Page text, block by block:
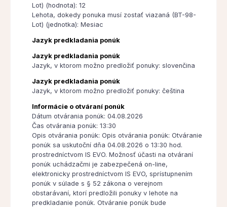
Lot) (hodnota): 12
Lehota, dokedy ponuka musí zostať viazaná (BT-98-
Lot) (jednotka): Mesiac
Jazyk predkladania ponúk
Jazyk predkladania ponúk
Jazyk, v ktorom možno predložiť ponuky: slovenčina
Jazyk predkladania ponúk
Jazyk, v ktorom možno predložiť ponuky: čeština
Informácie o otváraní ponúk
Dátum otvárania ponúk: 04.08.2026
Čas otvárania ponúk: 13:30
Opis otvárania ponúk: Opis otvárania ponúk: Otváranie
ponúk sa uskutoční dňa 04.08.2026 o 13:30 hod.
prostredníctvom IS EVO. Možnosť účasti na otváraní
ponúk uchádzačmi je zabezpečená on-line,
elektronicky prostredníctvom IS EVO, sprístupnením
ponúk v súlade s § 52 zákona o verejnom
obstarávaní, ktorí predložili ponuky v lehote na
predkladanie ponúk. Otváranie ponúk bude